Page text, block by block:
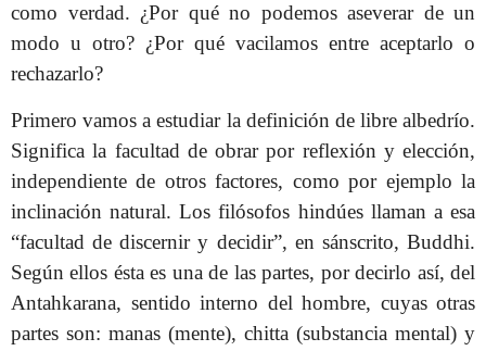
como verdad. ¿Por qué no podemos aseverar de un
modo u otro? ¿Por qué vacilamos entre aceptarlo o
rechazarlo?
Primero vamos a estudiar la definición de libre albedrío.
Significa la facultad de obrar por reflexión y elección,
independiente de otros factores, como por ejemplo la
inclinación natural. Los filósofos hindúes llaman a esa
“facultad de discernir y decidir”, en sánscrito, Buddhi.
Según ellos ésta es una de las partes, por decirlo así, del
Antahkarana, sentido interno del hombre, cuyas otras
partes son: manas (mente), chitta (substancia mental) y